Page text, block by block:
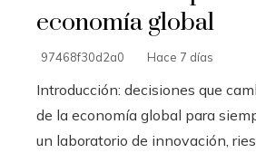
economía global
97468f30d2a0 Hace 7 días
Introducción: decisiones que
de la economía global para
un laboratorio de innovación,